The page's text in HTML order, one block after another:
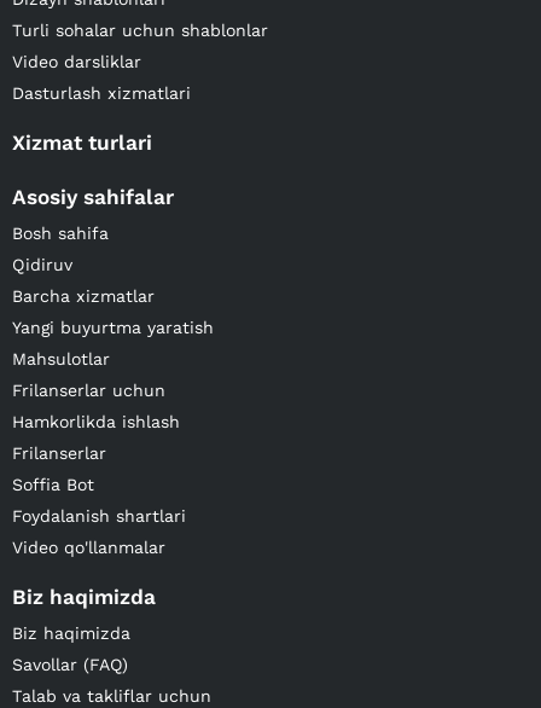
Turli sohalar uchun shablonlar
Video darsliklar
Dasturlash xizmatlari
Xizmat turlari
Asosiy sahifalar
Bosh sahifa
Qidiruv
Barcha xizmatlar
Yangi buyurtma yaratish
Mahsulotlar
Frilanserlar uchun
Hamkorlikda ishlash
Frilanserlar
Soffia Bot
Foydalanish shartlari
Video qo'llanmalar
Biz haqimizda
Biz haqimizda
Savollar (FAQ)
Talab va takliflar uchun